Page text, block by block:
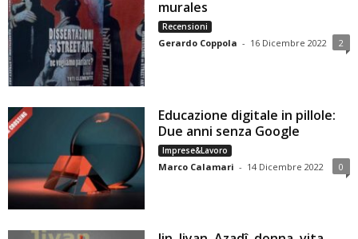
murales
Recensioni
Gerardo Coppola - 16 Dicembre 2022 2
Educazione digitale in pillole:
Due anni senza Google
Imprese&Lavoro
Marco Calamari - 14 Dicembre 2022 0